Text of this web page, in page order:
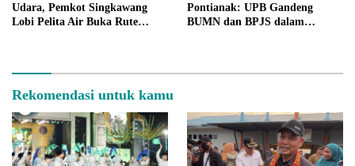
Udara, Pemkot Singkawang
Lobi Pelita Air Buka Rute
Pontianak: UPB Gandeng
BUMN dan BPJS dalam
Rekomendasi untuk kamu